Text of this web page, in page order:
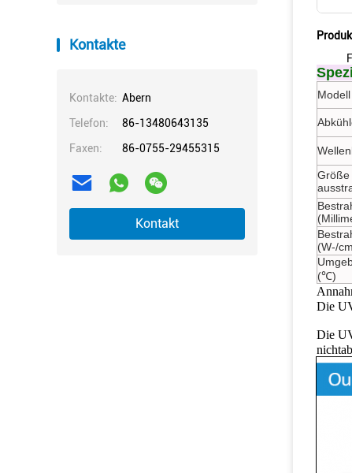
Kontakte
Kontakte: Abern
Telefon:
86-13480643135
Faxen:
86-0755-29455315
Kontakt
Modell
Größe
(W-/
(℃)
Die
Die